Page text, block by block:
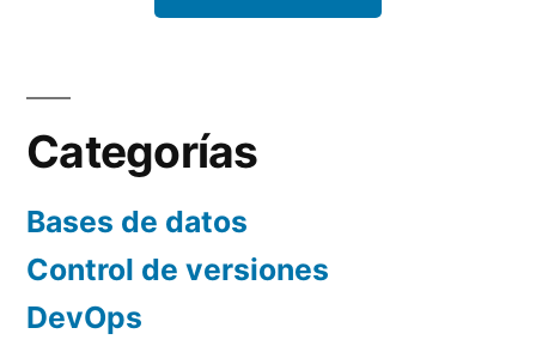
Categorías
Bases de datos
Control de versiones
DevOps